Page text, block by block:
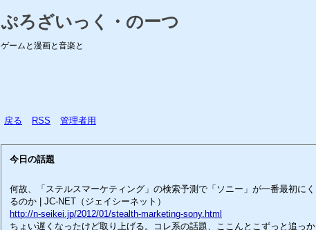
ぷろざいっく・のーつ
ゲームと漫画と音楽と
戻る RSS 管理者用
今日の話題
何故、「ステルスマーケティング」の検索予測で「ソニー」が一番最初にく
るのか | JC-NET（ジェイシーネット）
http://n-seikei.jp/2012/01/stealth-marketing-sony.html
ちょい遅くなったけど取り上げる。コレ系の話題、ここんとこずっと追っか